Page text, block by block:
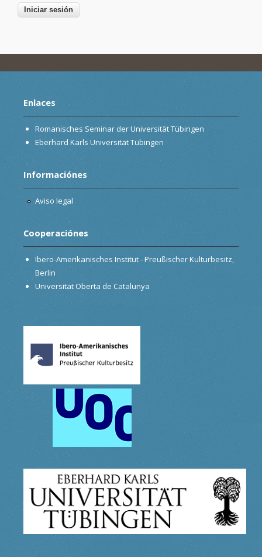
Enlaces
Romanisches Seminar der Universität Tübingen
Eberhard Karls Universität Tübingen
Informaciónes
Aviso legal
Cooperaciónes
Ibero-Amerikanisches Institut - Preußischer Kulturbesitz,
Berlin
Universitat Oberta de Catalunya